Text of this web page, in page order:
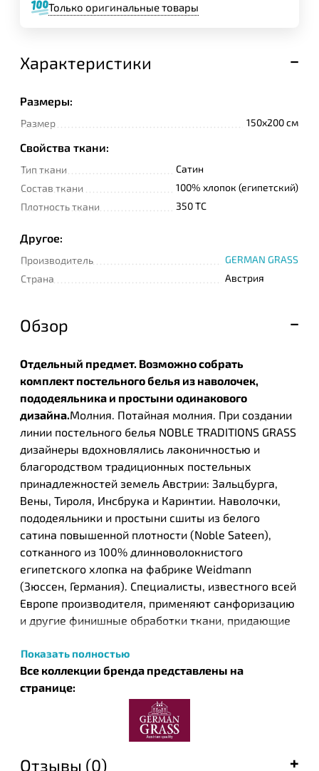
Только оригинальные товары
Характеристики
Размеры:
Размер 150x200 cм
Свойства ткани:
Тип ткани
Сатин
Состав ткани
100% хлопок (египетский)
Плотность ткани
350 TC
Другое:
Производитель
GERMAN GRASS
Страна
Австрия
Обзор
Отдельный предмет. Возможно собрать
комплект постельного белья из наволочек,
пододеяльника и простыни одинакового
дизайна.Молния. Потайная молния. При создании
линии постельного белья NOBLE TRADITIONS GRASS
дизайнеры вдохновлялись лаконичностью и
благородством традиционных постельных
принадлежностей земель Австрии: Зальцбурга,
Вены, Тироля, Инсбрука и Каринтии. Наволочки,
пододеяльники и простыни сшиты из белого
сатина повышенной плотности (Noble Sateen),
сотканного из 100% длинноволокнистого
египетского хлопка на фабрике Weidmann
(Зюссен, Германия). Специалисты, известного всей
Европе производителя, применяют санфоризацию
и другие финишные обработки ткани, придающие
Коллекции отличаются типом и цветом
декоративной отделки: широкая и узкая цветная
отделка, кант разных цветов или кружево. Каждое
изделие NOBLE TRADITIONS GRASS упаковано
индивидуально в ПВХ- конверт (наволочки по 2
шт.) и может быть приобретено отдельно, что
позволяет каждому самостоятельно составлять
Показать полностью
Все коллекции бренда представлены на
странице:
Отзывы (0)